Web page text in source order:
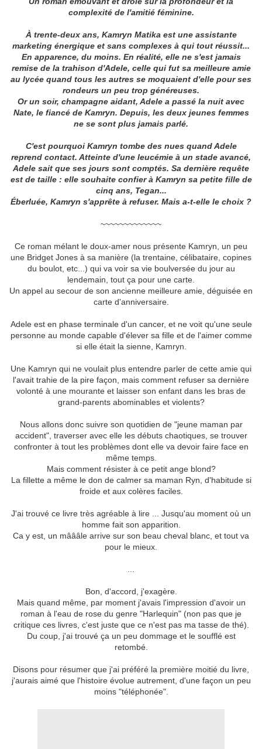
complexité de l'amitié féminine.
À trente-deux ans, Kamryn Matika est une assistante
marketing énergique et sans complexes à qui tout réussit...
En apparence, du moins. En réalité, elle ne s'est jamais
remise de la trahison d'Adele, celle qui fut sa meilleure amie
au lycée quand tous les autres se moquaient d'elle pour ses
rondeurs un peu trop généreuses.
Or un soir, champagne aidant, Adele a passé la nuit avec
Nate, le fiancé de Kamryn. Depuis, les deux jeunes femmes
ne se sont plus jamais parlé.
C'est pourquoi Kamryn tombe des nues quand Adele
reprend contact. Atteinte d'une leucémie à un stade avancé,
Adele sait que ses jours sont comptés. Sa dernière requête
est de taille : elle souhaite confier à Kamryn sa petite fille de
cinq ans, Tegan...
Éberluée, Kamryn s'apprête à refuser. Mais a-t-elle le choix ?
~~~~~~~~~~~~~
Ce roman mélant le doux-amer nous présente Kamryn, un peu
une Bridget Jones à sa manière (la trentaine, célibataire, copines
du boulot, etc...) qui va voir sa vie boulversée du jour au
lendemain, tout ça pour une carte.
Un appel au secour de son ancienne meilleure amie, déguisée en
carte d'anniversaire.
Adele est en phase terminale d'un cancer, et ne voit qu'une seule
personne au monde capable d'élever sa fille et de l'aimer comme
si elle était la sienne, Kamryn.
Une Kamryn qui ne voulait plus entendre parler de cette amie qui
l'avait trahie de la pire façon, mais comment refuser sa dernière
volonté à une mourante et laisser son enfant dans les bras de
grand-parents abominables et violents?
Nous allons donc suivre son quotidien de "jeune maman par
accident", traverser avec elle les débuts chaotiques, se trouver
confronter à tout les problèmes dont elle va devoir faire face en
même temps.
Mais comment résister à ce petit ange blond?
La fillette a même le don de calmer sa maman Ryn, d'habitude si
froide et aux colères faciles.
J'ai trouvé ce livre très agréable à lire ... Jusqu'au moment où un
homme fait son apparition.
Ca y est, un mâââle arrive sur son beau cheval blanc, et tout va
pour le mieux.
Bon, d'accord, j'exagère.
Mais quand même, par moment j'avais l'impression d'avoir un
roman à l'eau de rose du genre "Harlequin" (non pas que je
critique ces livres, c'est juste que ce n'est pas ma tasse de thé).
Du coup, j'ai trouvé ça un peu dommage et le soufflé est
retombé.
Disons pour résumer que j'ai préféré la première moitié du livre,
j'aurais aimé que l'histoire évolue autrement, d'une façon un peu
moins "téléphonée".